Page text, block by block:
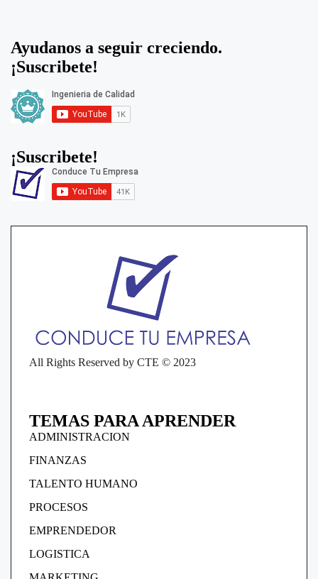
Ayudanos a seguir creciendo.
¡Suscribete!
¡Suscribete!
All Rights Reserved by CTE © 2023
TEMAS PARA APRENDER
ADMINISTRACION
FINANZAS
TALENTO HUMANO
PROCESOS
EMPRENDEDOR
LOGISTICA